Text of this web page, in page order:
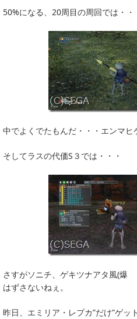
50%になる、20周目の周回では・・
中でよくでたもんだ・・・エンマヒ
そしてラスの代価S３では・・・
さすがソニチ、ゲキツナアタ風(爆
はずさないねぇ。
昨日、エミリア・レプカ”だけ”ゲッ